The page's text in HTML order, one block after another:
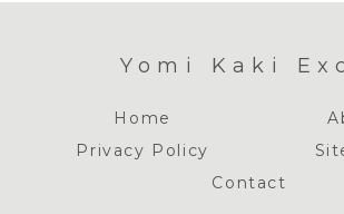
Yomi Kaki
Home
Privacy Policy
Contact